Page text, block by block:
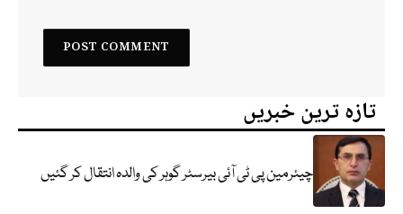
تازہ ترین خبریں
چیئرمین پی ٹی آئی بیرسٹر گوہر کی والدہ انتقال کر گئیں